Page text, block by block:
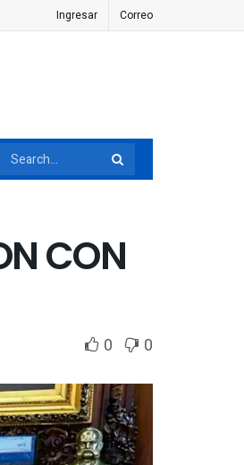
Ingresar Correo
CON
0 0